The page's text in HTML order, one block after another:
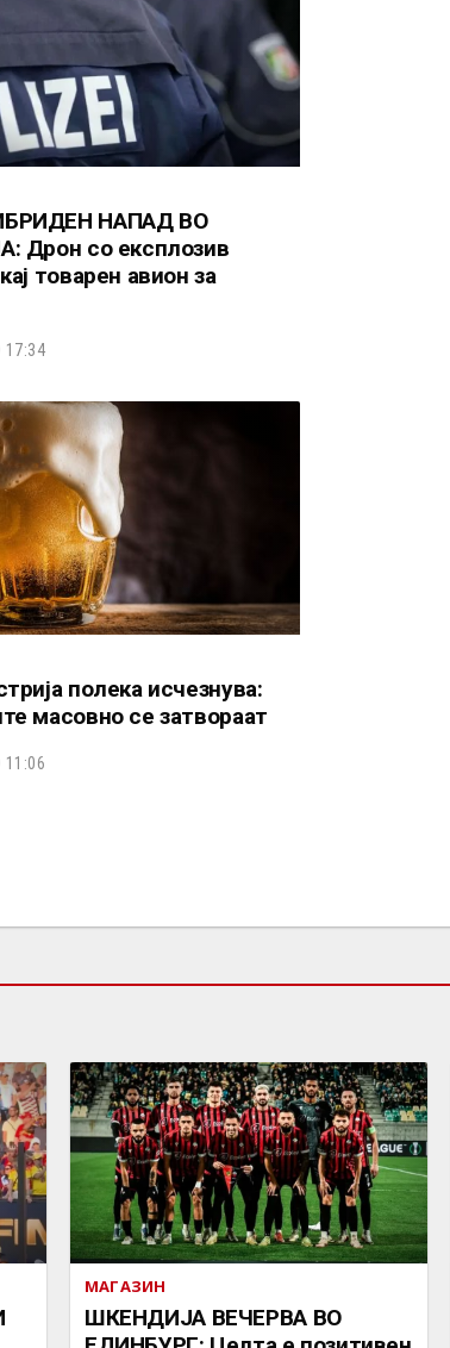
НАПАД ВО
Дрон со експлозив
товарен авион за
17:34
полека исчезнува:
масовно се затвораат
11:06
МАГАЗИН
ШКЕНДИЈА ВЕЧЕРВА ВО